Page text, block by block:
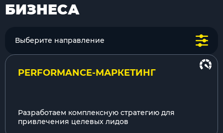
БИЗНЕСА
Выберите направление
PERFORMANCE-МАРКЕТИНГ
Разработаем комплексную стратегию для
привлечения целевых лидов